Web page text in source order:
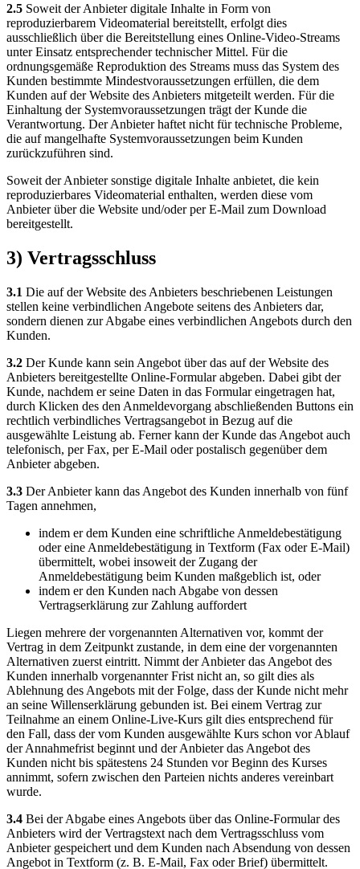
2.5 Soweit der Anbieter digitale Inhalte in Form von
reproduzierbarem Videomaterial bereitstellt, erfolgt dies
ausschließlich über die Bereitstellung eines Online-Video-Streams
unter Einsatz entsprechender technischer Mittel. Für die
ordnungsgemäße Reproduktion des Streams muss das System des
Kunden bestimmte Mindestvoraussetzungen erfüllen, die dem
Kunden auf der Website des Anbieters mitgeteilt werden. Für die
Einhaltung der Systemvoraussetzungen trägt der Kunde die
Verantwortung. Der Anbieter haftet nicht für technische Probleme,
die auf mangelhafte Systemvoraussetzungen beim Kunden
zurückzuführen sind.
Soweit der Anbieter sonstige digitale Inhalte anbietet, die kein
reproduzierbares Videomaterial enthalten, werden diese vom
Anbieter über die Website und/oder per E-Mail zum Download
bereitgestellt.
3) Vertragsschluss
3.1 Die auf der Website des Anbieters beschriebenen Leistungen
stellen keine verbindlichen Angebote seitens des Anbieters dar,
sondern dienen zur Abgabe eines verbindlichen Angebots durch den
Kunden.
3.2 Der Kunde kann sein Angebot über das auf der Website des
Anbieters bereitgestellte Online-Formular abgeben. Dabei gibt der
Kunde, nachdem er seine Daten in das Formular eingetragen hat,
durch Klicken des den Anmeldevorgang abschließenden Buttons ein
rechtlich verbindliches Vertragsangebot in Bezug auf die
ausgewählte Leistung ab. Ferner kann der Kunde das Angebot auch
telefonisch, per Fax, per E-Mail oder postalisch gegenüber dem
Anbieter abgeben.
3.3 Der Anbieter kann das Angebot des Kunden innerhalb von fünf
Tagen annehmen,
indem er dem Kunden eine schriftliche Anmeldebestätigung
oder eine Anmeldebestätigung in Textform (Fax oder E-Mail)
übermittelt, wobei insoweit der Zugang der
Anmeldebestätigung beim Kunden maßgeblich ist, oder
indem er den Kunden nach Abgabe von dessen
Vertragserklärung zur Zahlung auffordert
Liegen mehrere der vorgenannten Alternativen vor, kommt der
Vertrag in dem Zeitpunkt zustande, in dem eine der vorgenannten
Alternativen zuerst eintritt. Nimmt der Anbieter das Angebot des
Kunden innerhalb vorgenannter Frist nicht an, so gilt dies als
Ablehnung des Angebots mit der Folge, dass der Kunde nicht mehr
an seine Willenserklärung gebunden ist. Bei einem Vertrag zur
Teilnahme an einem Online-Live-Kurs gilt dies entsprechend für
den Fall, dass der vom Kunden ausgewählte Kurs schon vor Ablauf
der Annahmefrist beginnt und der Anbieter das Angebot des
Kunden nicht bis spätestens 24 Stunden vor Beginn des Kurses
annimmt, sofern zwischen den Parteien nichts anderes vereinbart
wurde.
3.4 Bei der Abgabe eines Angebots über das Online-Formular des
Anbieters wird der Vertragstext nach dem Vertragsschluss vom
Anbieter gespeichert und dem Kunden nach Absendung von dessen
Angebot in Textform (z. B. E-Mail, Fax oder Brief) übermittelt.